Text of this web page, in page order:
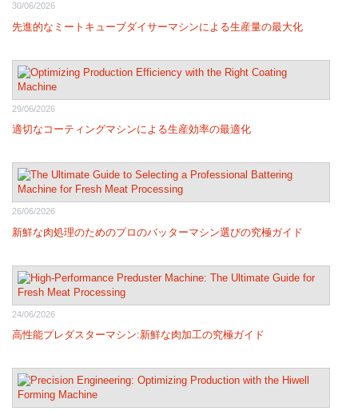
30/06/2026
先進的なミートキューブダイサーマシンによる生産量の最大化
29/06/2026
適切なコーティングマシンによる生産効率の最適化
26/06/2026
新鮮な肉処理のためのプロのバッターマシン選びの究極ガイド
24/06/2026
高性能プレダスターマシン:新鮮な肉加工の究極ガイド